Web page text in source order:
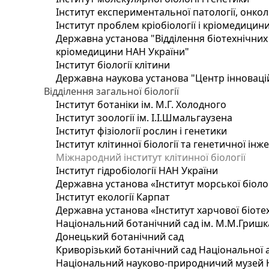
Інститут експериментальної патології,
Інститут проблем кріобіології і
Державна установа "Відділення
кріомедицини НАН України"
Інститут біології клітини
Державна наукова установа "Центр
Відділення загальної біології
Інститут ботаніки ім. М.Г. Холодного
Інститут зоології ім. І.І.Шмальгаузена
Інститут фізіології рослин і генетики
Інститут клітинної біології та генетичної
Міжнародний інститут клітинної біології
Інститут гідробіології НАН України
Державна установа «Інститут морської
Інститут екології Карпат
Державна установа «Інститут харчової
Національний ботанічний сад ім.
Донецький ботанічний сад
Криворізький ботанічний сад Національної
Національний науково-природничий музей